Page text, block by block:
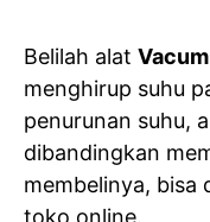
Belilah alat
menghirup suhu
penurunan suhu,
dibandingkan
membelinya, bisa
toko online.